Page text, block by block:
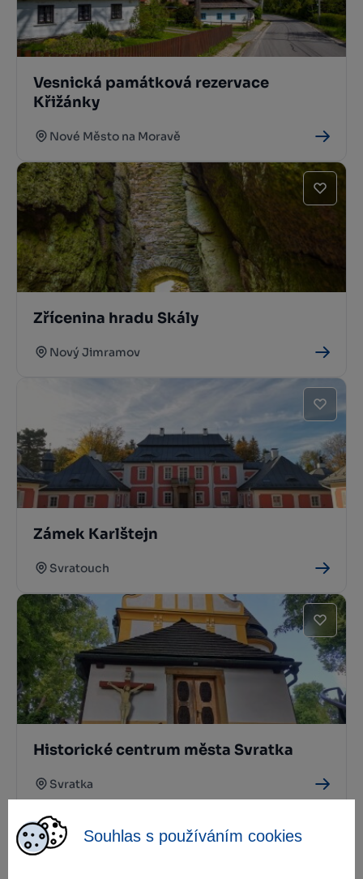
Souhlas s používáním cookies
Vesnická památková rezervace
Křižánky
Nové Město na Moravě
Zřícenina hradu Skály
Nový Jimramov
Zámek Karlštejn
Svratouch
Historické centrum města Svratka
Svratka